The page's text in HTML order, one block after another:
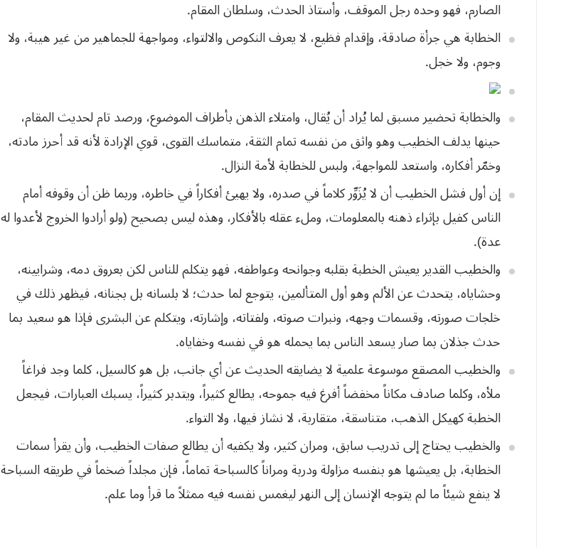
الصارم، فهو وحده رجل الموقف، وأستاذ الحدث، وسلطان المقام.
‬وجوم،‭ ‬ولا‭ ‬خجل‭. ‬
والخطابة تحضير مسبق لما يُراد أن يُقال، وامتلاء الذهن بأطراف الموضوع، ورصد تام لحديث المقام،
حينها يدلف الخطيب وهو واثق من نفسه تمام الثقة، متماسك القوى، قوي الإرادة لأنه قد أحرز مادته،
وخمّر أفكاره، واستعد للمواجهة، ولبس للخطابة لأمة النزال.
إن أول فشل الخطيب أن لا يُزَوِّر كلاماً في صدره، ولا يهيئ أفكاراً في خاطره، وربما ظن أن وقوفه أمام
الناس كفيل بإثراء ذهنه بالمعلومات، وملء عقله بالأفكار، وهذه ليس بصحيح (ولو أرادوا الخروج لأعدوا له
عدة).
والخطيب القدير يعيش الخطبة بقلبه وجوانحه وعواطفه، فهو يتكلم للناس لكن بعروق دمه، وشرايينه،
وحشاياه، يتحدث عن الألم وهو أول المتألمين، يتوجع لما حدث؛ لا بلسانه بل بجنانه، فيظهر ذلك في
‬حدث‭ ‬جذلان‭ ‬بما‭ ‬صار‭ ‬يسعد‭ ‬الناس‭ ‬بما‭ ‬يحمله‭ ‬هو‭ ‬في‭ ‬نفسه‭ ‬وخفاياه‭. ‬
والخطيب المصقع موسوعة علمية لا يضايقه الحديث عن أي جانب، بل هو كالسيل، كلما وجد فراغاً
ملأه، وكلما صادف مكاناً مخفضاً أفرغ فيه جموحه، يطالع كثيراً، ويتدبر كثيراً، يسبك العبارات، فيجعل
الخطبة كهيكل الذهب، متناسقة، متقاربة، لا نشاز فيها، ولا التواء.
والخطيب يحتاج إلى تدريب سابق، ومران كثير، ولا يكفيه أن يطالع صفات الخطيب، وأن يقرأ سمات
الخطابة، بل يعيشها هو بنفسه مزاولة ودربة ومراناً كالسباحة تماماً، فإن مجلداً ضخماً في طريقه السباحة
لا ينفع شيئاً ما لم يتوجه الإنسان إلى النهر ليغمس نفسه فيه ممثلاً ما‭ ‬قرأ‭ ‬وما‭ ‬علم‭. ‬